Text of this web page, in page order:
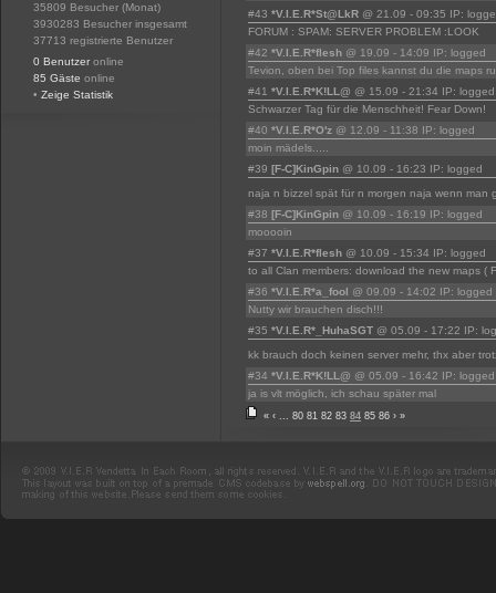
35809 Besucher (Monat)
3930283 Besucher insgesamt
37713 registrierte Benutzer
0 Benutzer online
85 Gäste online
• Zeige Statistik
#43 *V.I.E.R*St@LkR @ 21.09 - 09:35 IP:
FORUM : SPAM: SERVER PROBLEM :LOOK
#42 *V.I.E.R*flesh @ 19.09 - 14:09 IP: logged
Tevion, oben bei Top files kannst du die maps
#41 *V.I.E.R*K!LL@ @ 15.09 - 21:34 IP: logged
Schwarzer Tag für die Menschheit! Fear Down!
#40 *V.I.E.R*O'z @ 12.09 - 11:38 IP: logged
moin mädels.....
#39 [F-C]KinGpin @ 10.09 - 16:23 IP: logged
naja n bizzel spät für n morgen naja wenn man
#38 [F-C]KinGpin @ 10.09 - 16:19 IP: logged
mooooin
#37 *V.I.E.R*flesh @ 10.09 - 15:34 IP: logged
to all Clan members: download the new maps (
#36 *V.I.E.R*a_fool @ 09.09 - 14:02 IP: logged
Nutty wir brauchen disch!!!
#35 *V.I.E.R*_HuhaSGT @ 05.09 - 17:22 IP:
kk brauch doch keinen server mehr, thx aber
#34 *V.I.E.R*K!LL@ @ 05.09 - 16:42 IP: logged
ja is vlt möglich, ich schau später mal
« ‹ ... 80 81 82 83 84 85 86 › »